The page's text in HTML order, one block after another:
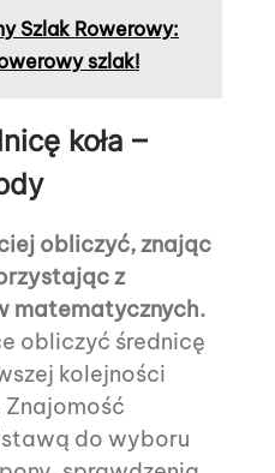
Szlak Rowerowy:
szlak!
koła –
obliczyć, znając
z
matematycznych.
obliczyć średnicę
kolejności
Znajomość
do wyboru